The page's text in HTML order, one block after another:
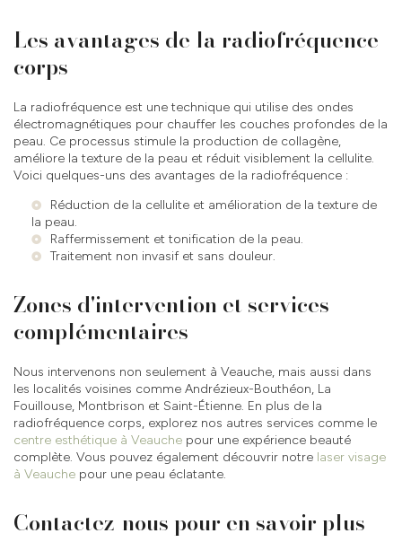
Les avantages de la radiofréquence
corps
La radiofréquence est une technique qui utilise des ondes
électromagnétiques pour chauffer les couches profondes de la
peau. Ce processus stimule la production de collagène,
améliore la texture de la peau et réduit visiblement la cellulite.
Voici quelques-uns des avantages de la radiofréquence :
Réduction de la cellulite et amélioration de la texture de
la peau.
Raffermissement et tonification de la peau.
Traitement non invasif et sans douleur.
Zones d'intervention et services
complémentaires
Nous intervenons non seulement à Veauche, mais aussi dans
les localités voisines comme Andrézieux-Bouthéon, La
Fouillouse, Montbrison et Saint-Étienne. En plus de la
radiofréquence corps, explorez nos autres services comme le
centre esthétique à Veauche pour une expérience beauté
complète. Vous pouvez également découvrir notre laser visage
à Veauche pour une peau éclatante.
Contactez-nous pour en savoir plus